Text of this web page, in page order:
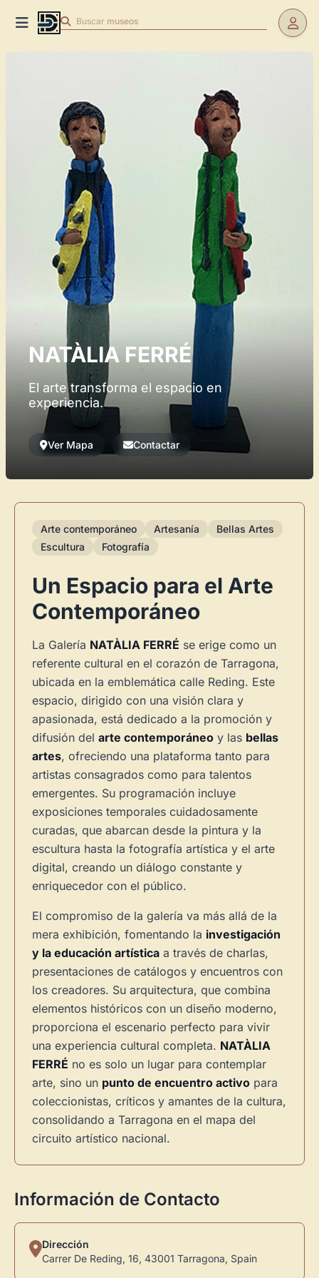
Buscar museos
NATÀLIA FERRÉ
El arte transforma el espacio en
experiencia.
Ver Mapa Contactar
Arte contemporáneo Artesanía
Bellas Artes
Escultura
Fotografía
Un Espacio para el Arte
Contemporáneo
La Galería NATÀLIA FERRÉ se erige como un
referente cultural en el corazón de Tarragona,
ubicada en la emblemática calle Reding. Este
espacio, dirigido con una visión clara y
apasionada, está dedicado a la promoción y
difusión del arte contemporáneo y las bellas
artes, ofreciendo una plataforma tanto para
artistas consagrados como para talentos
emergentes. Su programación incluye
exposiciones temporales cuidadosamente
curadas, que abarcan desde la pintura y la
escultura hasta la fotografía artística y el arte
digital, creando un diálogo constante y
enriquecedor con el público.
El compromiso de la galería va más allá de la
mera exhibición, fomentando la investigación
y la educación artística a través de charlas,
presentaciones de catálogos y encuentros con
los creadores. Su arquitectura, que combina
elementos históricos con un diseño moderno,
proporciona el escenario perfecto para vivir
una experiencia cultural completa. NATÀLIA
FERRÉ no es solo un lugar para contemplar
arte, sino un punto de encuentro activo para
coleccionistas, críticos y amantes de la cultura,
consolidando a Tarragona en el mapa del
circuito artístico nacional.
Información de Contacto
Dirección
Carrer De Reding, 16, 43001 Tarragona, Spain